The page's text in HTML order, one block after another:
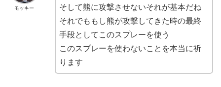
モッキー
そして熊に攻撃させないそれが基本だね
それでももし熊が攻撃してきた時の最終
手段としてこのスプレーを使う
このスプレーを使わないことを本当に祈
ります